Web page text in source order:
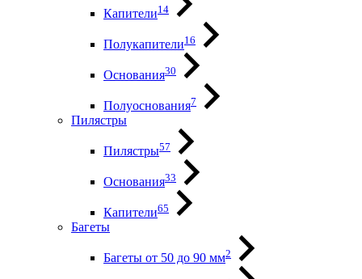
Капители14
Полукапители16
Основания30
Полуоснования7
Пилястры
Пилястры57
Основания33
Капители65
Багеты
Багеты от 50 до 90 мм2